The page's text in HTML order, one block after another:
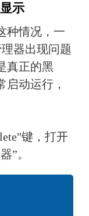
示
种情况，一
器出现问题
真正的黑
启动运行，
键，打开
”。